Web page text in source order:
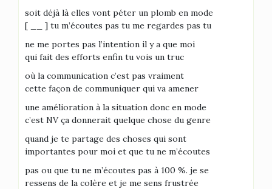
soit déjà là elles vont péter un plomb en mode
[ __ ] tu m’écoutes pas tu me regardes pas tu
ne me portes pas l’intention il y a que moi
qui fait des efforts enfin tu vois un truc
où la communication c’est pas vraiment
cette façon de communiquer qui va amener
une amélioration à la situation donc en mode
c’est NV ça donnerait quelque chose du genre
quand je te partage des choses qui sont
importantes pour moi et que tu ne m’écoutes
pas ou que tu ne m’écoutes pas à 100 %. je se
ressens de la colère et je me sens frustrée